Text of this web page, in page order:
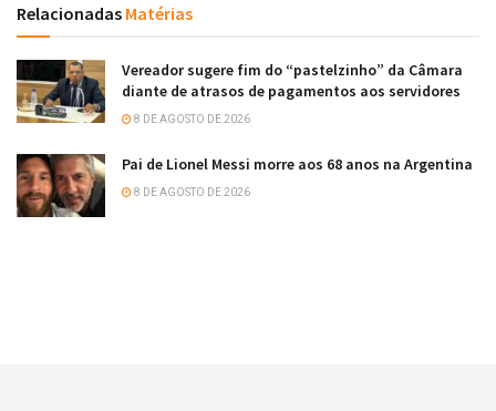
Relacionadas Matérias
Vereador sugere fim do “pastelzinho” da Câmara
diante de atrasos de pagamentos aos servidores
8 DE AGOSTO DE 2026
Pai de Lionel Messi morre aos 68 anos na Argentina
8 DE AGOSTO DE 2026